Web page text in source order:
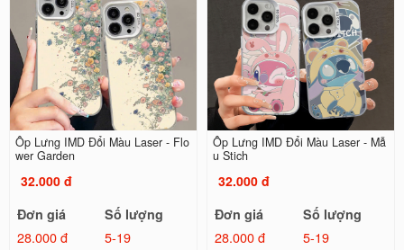
Ốp Lưng IMD Đổi Màu Laser - Flo
wer Garden
32.000 đ
Đơn giá
Số lượng
28.000 đ
5-19
Ốp Lưng IMD Đổi Màu Laser - Mẫ
u Stich
32.000 đ
Đơn giá
Số lượng
28.000 đ
5-19